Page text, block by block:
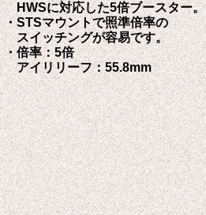
HWSに対応した5倍ブースター。
・STSマウントで照準倍率の
スイッチングが容易です。
・倍率：5倍
アイリリーフ：55.8mm